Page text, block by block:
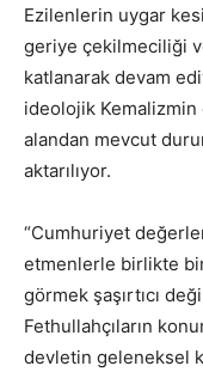
Ezilenlerin uygar
geriye çekilmeciliği
katlanarak devam
ideolojik
alandan mevcut
aktarılıyor.
“Cumhuriyet
etmenlerle birlikte
görmek şaşırtıcı
Fethullahçıların
devletin geleneksel